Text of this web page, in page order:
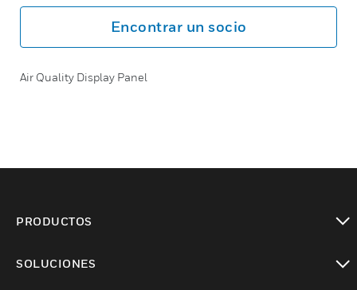
Encontrar un socio
Air Quality Display Panel
PRODUCTOS
SOLUCIONES